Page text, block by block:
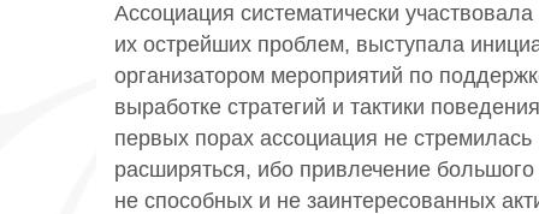
Ассоциация систематически
их острейших проблем, выступала
организатором мероприятий по
выработке стратегий и тактики
первых порах ассоциация не стремилась
расширяться, ибо привлечение
не способных и не заинтересованных